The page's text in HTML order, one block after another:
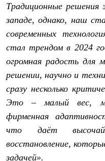
Полезные аксессуары
Ремни
Шевроны
Термоковрики
Уход за одеждой
В Арктику
Коллекции
PEAK
ЗА ПОЛЯРНЫМ КРУГОМ
TREK
BASK kids
CITY
Традиционные решения
западе, однако, наш
современных
стал трендом в 2024
огромная радость для
решении, научно и
сразу несколько
Это – малый вес,
фирменная
что даёт
восстановление,
задачей».